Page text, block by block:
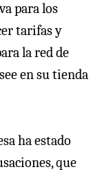
para los
tarifas y
la red de
en su tienda
ha estado
que